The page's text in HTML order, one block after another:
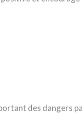
des dangers